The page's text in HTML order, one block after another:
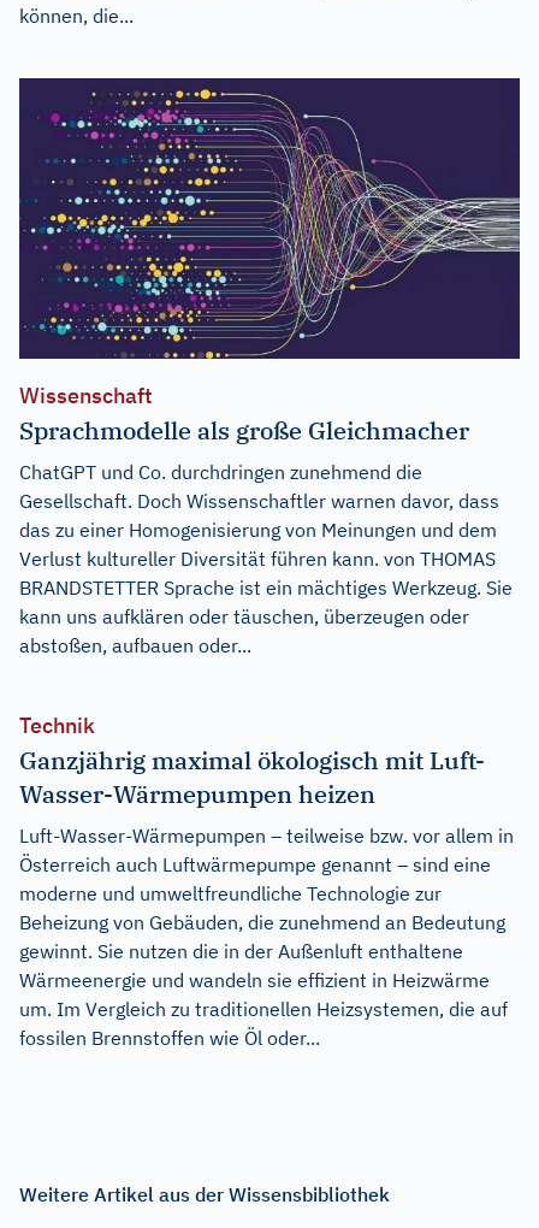
können, die...
Wissenschaft
Sprachmodelle als große Gleichmacher
ChatGPT und Co. durchdringen zunehmend die
Gesellschaft. Doch Wissenschaftler warnen davor, dass
das zu einer Homogenisierung von Meinungen und dem
Verlust kultureller Diversität führen kann. von THOMAS
BRANDSTETTER Sprache ist ein mächtiges Werkzeug. Sie
kann uns aufklären oder täuschen, überzeugen oder
abstoßen, aufbauen oder...
Technik
Ganzjährig maximal ökologisch mit Luft-
Wasser-Wärmepumpen heizen
Luft-Wasser-Wärmepumpen – teilweise bzw. vor allem in
Österreich auch Luftwärmepumpe genannt – sind eine
moderne und umweltfreundliche Technologie zur
Beheizung von Gebäuden, die zunehmend an Bedeutung
gewinnt. Sie nutzen die in der Außenluft enthaltene
Wärmeenergie und wandeln sie effizient in Heizwärme
um. Im Vergleich zu traditionellen Heizsystemen, die auf
fossilen Brennstoffen wie Öl oder...
Weitere Artikel aus der Wissensbibliothek